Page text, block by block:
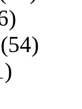
(54)